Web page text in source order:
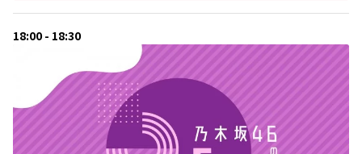
18:00 - 18:30